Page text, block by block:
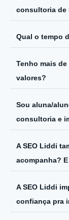
consultoria de
Qual o tempo
Tenho mais
valores?
Sou aluna/
consultoria e
A SEO Liddi
acompanha?
A SEO Liddi
confiança pra